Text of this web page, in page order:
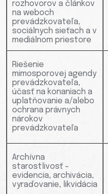
rozhovorov a článkov
na weboch
prevádzkovateľa,
sociálnych sieťach a v
mediálnom priestore
Riešenie
mimosporovej agendy
prevádzkovateľa,
účasť na konaniach a
uplatňovanie a/alebo
ochrana právnych
nárokov
prevádzkovateľa
Archívna
starostlivosť -
evidencia, archivácia,
vyraďovanie, likvidácia